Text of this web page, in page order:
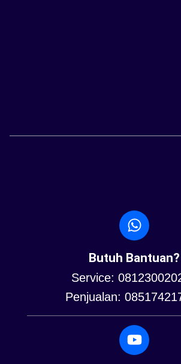
Butuh Bantuan?
Service:
Penjualan: